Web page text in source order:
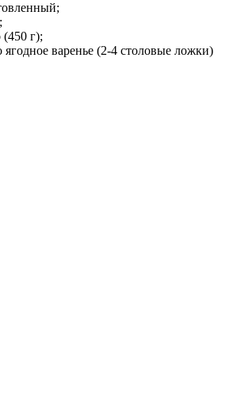
г);
ягодное варенье (2-4 столовые ложки)